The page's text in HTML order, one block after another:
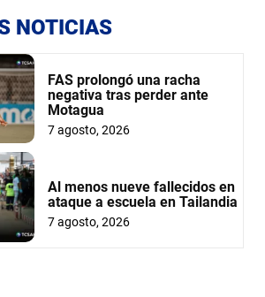
NOTICIAS
FAS prolongó una racha
negativa tras perder ante
Motagua
7 agosto, 2026
Al menos nueve fallecidos en
ataque a escuela en Tailandia
7 agosto, 2026